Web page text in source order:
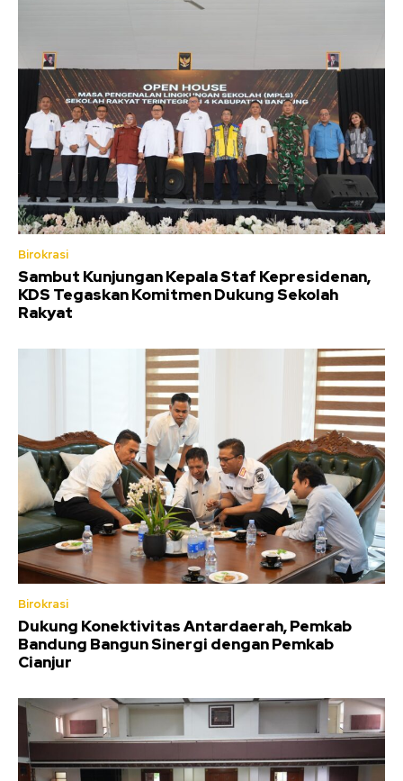
Birokrasi
Sambut Kunjungan Kepala Staf Kepresidenan,
KDS Tegaskan Komitmen Dukung Sekolah
Rakyat
Birokrasi
Dukung Konektivitas Antardaerah, Pemkab
Bandung Bangun Sinergi dengan Pemkab
Cianjur